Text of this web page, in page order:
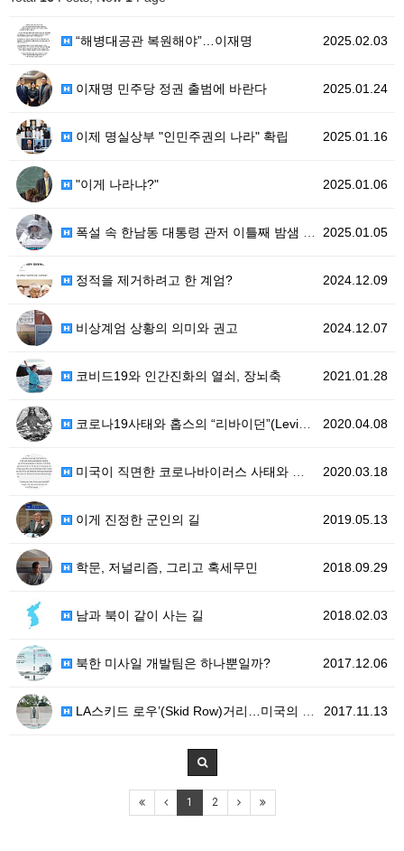
2025.02.03
“해병대공관 복원해야”…이재명
2025.01.24
이재명 민주당 정권 출범에 바란다
2025.01.16
이제 명실상부 "인민주권의 나라" 확립
2025.01.06
"이게 나라냐?"
2025.01.05
폭설 속 한남동 대통령 관저 이틀째 밤샘 집회 스케치
2024.12.09
정적을 제거하려고 한 계엄?
2024.12.07
비상계엄 상황의 의미와 권고
2021.01.28
코비드19와 인간진화의 열쇠, 장뇌축
2020.04.08
코로나19사태와 홉스의 “리바이던”(Leviathan)
2020.03.18
미국이 직면한 코로나바이러스 사태와 오리엔탈리즘
2019.05.13
이게 진정한 군인의 길
2018.09.29
학문, 저널리즘, 그리고 혹세무민
2018.02.03
남과 북이 같이 사는 길
2017.12.06
북한 미사일 개발팀은 하나뿐일까?
2017.11.13
LA스키드 로우’(Skid Row)거리…미국의 빛과 그…
1 2